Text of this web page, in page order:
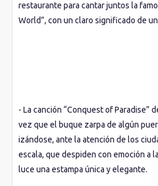
restaurante para cantar juntos la
World”, con un claro significado de
- La canción “Conquest of Paradise”
vez que el buque zarpa de algún
izándose, ante la atención de los
escala, que despiden con emoción a
luce una estampa única y elegante.